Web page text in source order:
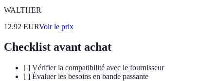
WALTHER
12.92 EURVoir le prix
Checklist avant achat
[ ] Vérifier la compatibilité avec le fournisseur
[ ] Évaluer les besoins en bande passante